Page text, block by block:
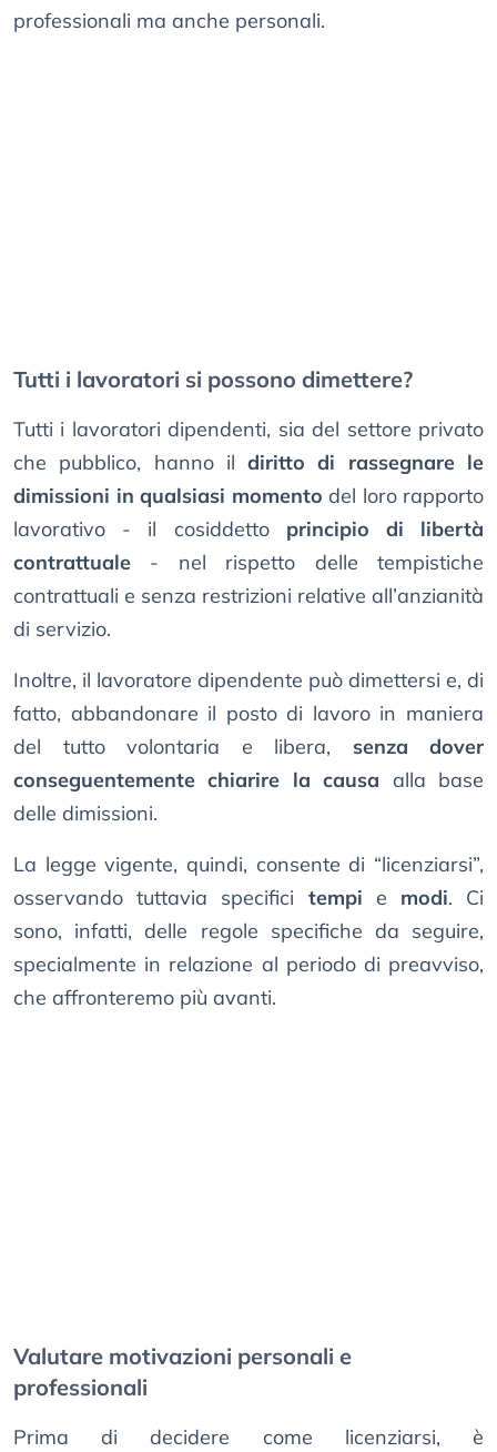
professionali ma anche personali.
Tutti i lavoratori si possono dimettere?
Tutti i lavoratori dipendenti, sia del settore privato
che pubblico, hanno ildiritto di rassegnare le
dimissioni in qualsiasi momento del loro rapporto
lavorativo - il cosiddetto principio di libertà
contrattuale - nel rispetto delle tempistiche
contrattuali e senza restrizioni relative all’anzianità
di servizio.
Inoltre, il lavoratore dipendente può dimettersi e, di
fatto, abbandonare il posto di lavoro in maniera
del tutto volontaria e libera, senza dover
conseguentemente chiarire la causa alla base
delle dimissioni.
La legge vigente, quindi, consente di “licenziarsi”,
osservando tuttavia specifici tempi e modi. Ci
sono, infatti, delle regole specifiche da seguire,
specialmente in relazione al periodo di preavviso,
che affronteremo più avanti.
Valutare motivazioni personali e
professionali
Prima di decidere come licenziarsi, è